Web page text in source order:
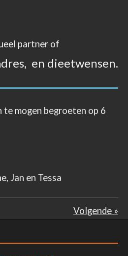
partner of
en dieetwensen.
mogen begroeten op 6
Jan en Tessa
Volgende »